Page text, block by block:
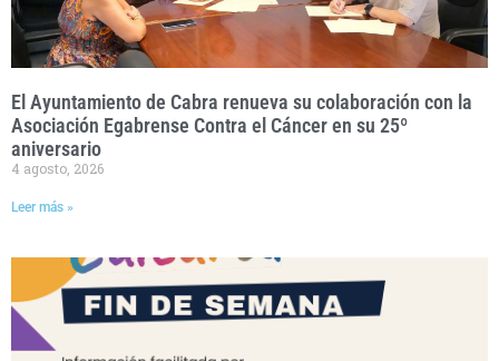
El Ayuntamiento de Cabra renueva su colaboración con la
Asociación Egabrense Contra el Cáncer en su 25º
aniversario
4 agosto, 2026
Leer más »